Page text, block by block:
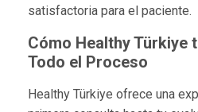
satisfactoria para el paciente.
Cómo Healthy Türkiye
Todo el Proceso
Healthy Türkiye ofrece una